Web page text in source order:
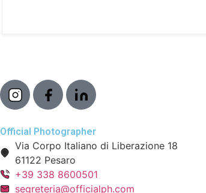
Official Photographer
Via Corpo Italiano di Liberazione 18
61122 Pesaro
+39 338 8600501
segreteria@officialph.com